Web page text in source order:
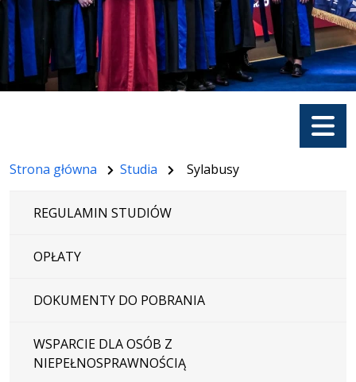
Menu
Strona główna Studia Sylabusy
REGULAMIN STUDIÓW
OPŁATY
DOKUMENTY DO POBRANIA
WSPARCIE DLA OSÓB Z
NIEPEŁNOSPRAWNOŚCIĄ